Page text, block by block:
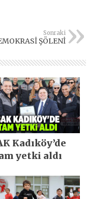
Sonraki
ŞÖLENİ
Kadıköy’de
yetki aldı